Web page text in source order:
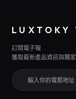
LUXTOKY
訂閱電子報
獲取最新產品資訊與獨